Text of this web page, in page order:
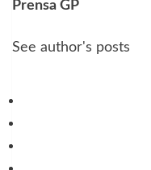
Prensa GP
See author's posts